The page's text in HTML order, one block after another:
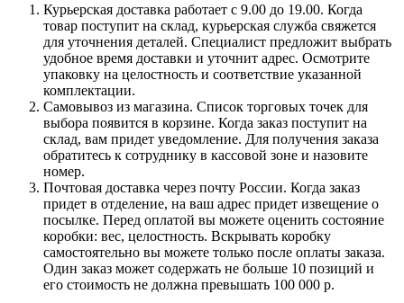
Курьерская доставка работает с 9.00 до 19.00. Когда
товар поступит на склад, курьерская служба свяжется
для уточнения деталей. Специалист предложит выбрать
удобное время доставки и уточнит адрес. Осмотрите
упаковку на целостность и соответствие указанной
комплектации.
Самовывоз из магазина. Список торговых точек для
выбора появится в корзине. Когда заказ поступит на
склад, вам придет уведомление. Для получения заказа
обратитесь к сотруднику в кассовой зоне и назовите
номер.
Почтовая доставка через почту России. Когда заказ
придет в отделение, на ваш адрес придет извещение о
посылке. Перед оплатой вы можете оценить состояние
коробки: вес, целостность. Вскрывать коробку
самостоятельно вы можете только после оплаты заказа.
Один заказ может содержать не больше 10 позиций и
его стоимость не должна превышать 100 000 р.